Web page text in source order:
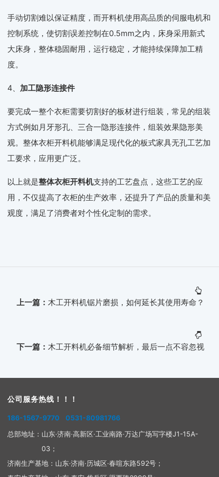
手动切割难以保证精度，而开料机使用高品质的伺服电机和
控制系统，使切割误差控制在0.5mm之内，床身采用新式
大床身，整体稳固耐用，运行稳定，才能持续保障加工精
度。
4、 加工隐形连接件
要完成一整个衣柜需要切割好的板材进行组装，常见的组装
方式例如月牙形孔、三合一隐形连接件，组装效果隐形美
观。整体衣柜开料机能够满足现代化的板式家具无孔工艺加
工要求，应用更广泛。
以上就是整体衣柜开料机支持的工艺盘点，这些工艺的应
用，不仅提高了衣柜的生产效率，还提升了产品的质量和美
观度，满足了消费者对个性化定制的需求。
上一篇： 木工开料机锯片磨损，如何延长其使用寿命？
下一篇： 木工开料机必备细节解析，最后一点不容忽视
公司服务热线！！！
186-1567-9770 0531-80981766
总部地址： 山东·济南·高新区·工业南路·万达广场写字楼J1-15A-
03；
济南生产基地： 山东·济南·历城区·春喧东路592号；